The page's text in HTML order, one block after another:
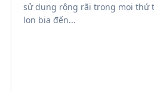
sử dụng rộng rãi trong mọi thứ
lon bia đến...